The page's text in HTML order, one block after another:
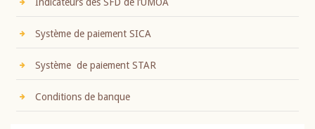
Système de paiement SICA
Système de paiement STAR
Conditions de banque